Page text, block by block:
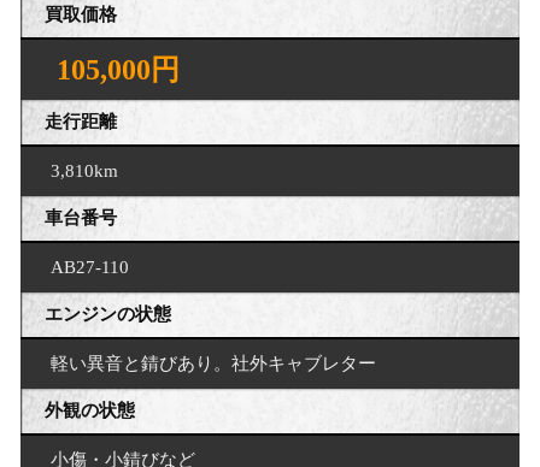
買取価格
105,000円
走行距離
3,810km
車台番号
AB27-110
エンジンの状態
軽い異音と錆びあり。社外キャブレター
外観の状態
小傷・小錆びなど